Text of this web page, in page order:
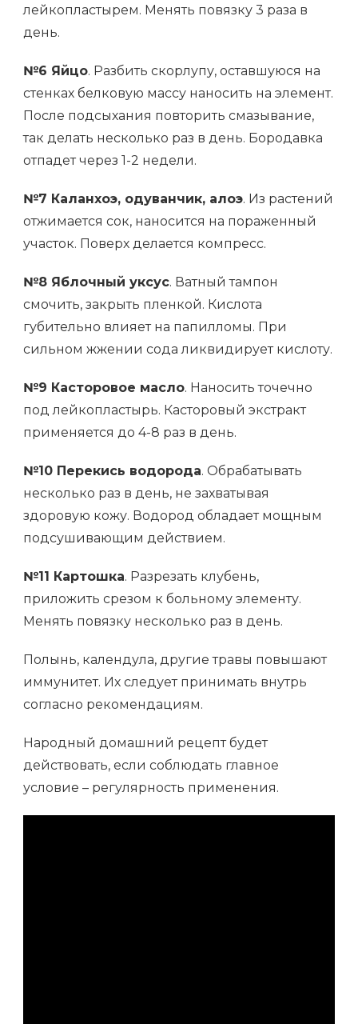
лейкопластырем. Менять повязку 3 раза в
день.
№6 Яйцо. Разбить скорлупу, оставшуюся на
стенках белковую массу наносить на элемент.
После подсыхания повторить смазывание,
так делать несколько раз в день. Бородавка
отпадет через 1-2 недели.
№7 Каланхоэ, одуванчик, алоэ. Из растений
отжимается сок, наносится на пораженный
участок. Поверх делается компресс.
№8 Яблочный уксус. Ватный тампон
смочить, закрыть пленкой. Кислота
губительно влияет на папилломы. При
сильном жжении сода ликвидирует кислоту.
№9 Касторовое масло. Наносить точечно
под лейкопластырь. Касторовый экстракт
применяется до 4-8 раз в день.
№10 Перекись водорода. Обрабатывать
несколько раз в день, не захватывая
здоровую кожу. Водород обладает мощным
подсушивающим действием.
№11 Картошка. Разрезать клубень,
приложить срезом к больному элементу.
Менять повязку несколько раз в день.
Полынь, календула, другие травы повышают
иммунитет. Их следует принимать внутрь
согласно рекомендациям.
Народный домашний рецепт будет
действовать, если соблюдать главное
условие – регулярность применения.